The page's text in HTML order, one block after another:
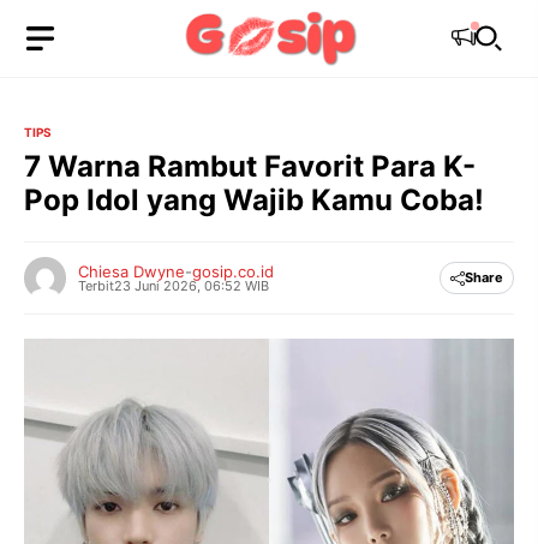
TIPS
7 Warna Rambut Favorit Para K-
Pop Idol yang Wajib Kamu Coba!
Chiesa Dwyne-gosip.co.id
Terbit23 Juni 2026, 06:52 WIB Share